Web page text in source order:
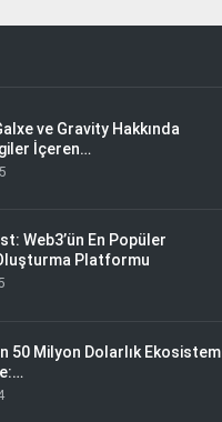
ve Gravity Hakkında
İçeren…
Web3’ün En Popüler
Platformu
50 Milyon Dolarlık Ekosistem